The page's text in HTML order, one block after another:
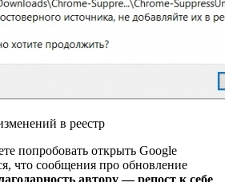
в реестр
попробовать открыть Google
что сообщения про обновление
автору — репост к себе